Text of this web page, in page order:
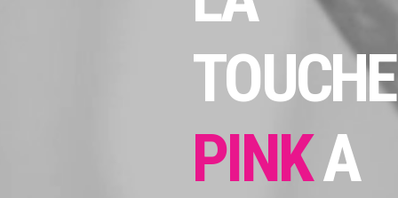
TOUCHE
PINKA